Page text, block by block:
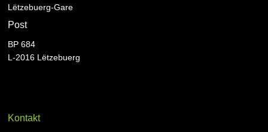
Lëtzebuerg-Gare
Post
BP 684
L-2016 Lëtzebuerg
Kontakt